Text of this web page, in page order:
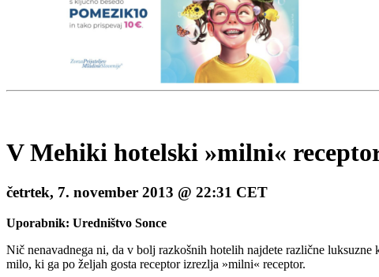
V Mehiki hotelski »milni«
četrtek, 7. november 2013 @ 22:31 CET
Uporabnik: Uredništvo Sonce
Nič nenavadnega ni, da v bolj razkošnih hotelih najdete različne
milo, ki ga po željah gosta receptor izrezlja »milni« receptor.